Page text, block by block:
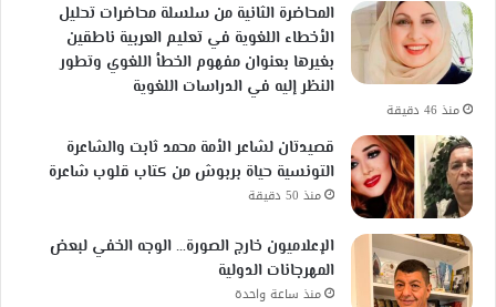
المحاضرة الثانية من سلسلة محاضرات تحليل
الأخطاء اللغوية في تعليم العربية ناطقين
بغيرها بعنوان مفهوم الخطأ اللغوي وتطور
النظر إليه في الدراسات اللغوية
منذ 46 دقيقة
قصيدتان لشاعر الأمة محمد ثابت والشاعرة
التونسية حياة بربوش من كتاب قلوب شاعرة
منذ 50 دقيقة
الإعلاميون خارج الصورة… الوجه الخفي لبعض
المهرجانات الدولية
منذ ساعة واحدة